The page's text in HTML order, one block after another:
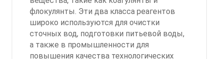
флокулянты. Эти два класса реагентов
широко используются для очистки
сточных вод, подготовки питьевой воды,
а также в промышленности для
повышения качества технологических